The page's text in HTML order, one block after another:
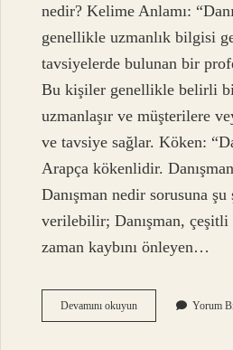
nedir? Kelime Anlamı:
genellikle uzmanlık bilgisi
tavsiyelerde bulunan bir
Bu kişiler genellikle belirli
uzmanlaşır ve müşterilere
ve tavsiye sağlar. Köken:
Arapça kökenlidir.
Danışman nedir sorusuna
verilebilir; Danışman, çeşitli
zaman kaybını önleyen…
Devamını okuyunMüşavir
Danışman
Yorum